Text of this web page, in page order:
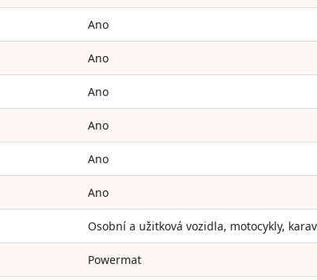
Ano
Ano
Ano
Ano
Ano
Ano
Osobní a užitková vozidla, motocykly,
Powermat